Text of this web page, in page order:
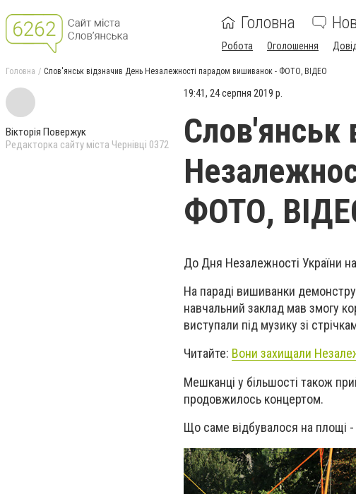
Головна
Робота Оголошення
Головна Слов'янськ відзначив День Незалежності парадом вишиванок - ФОТО, ВІДЕО
Вікторія Повержук
Редакторка сайту міста Чернівці 0372
19:41, 24 серпня 2019 р.
Слов'янськ
ФОТО,
До Дня Незалежності України
На параді вишиванки
навчальний заклад мав змогу
виступали під музику зі
Читайте: Вони захищали
Мешканці у більшості також
продовжилось концертом.
Що саме відбувалося на площі -